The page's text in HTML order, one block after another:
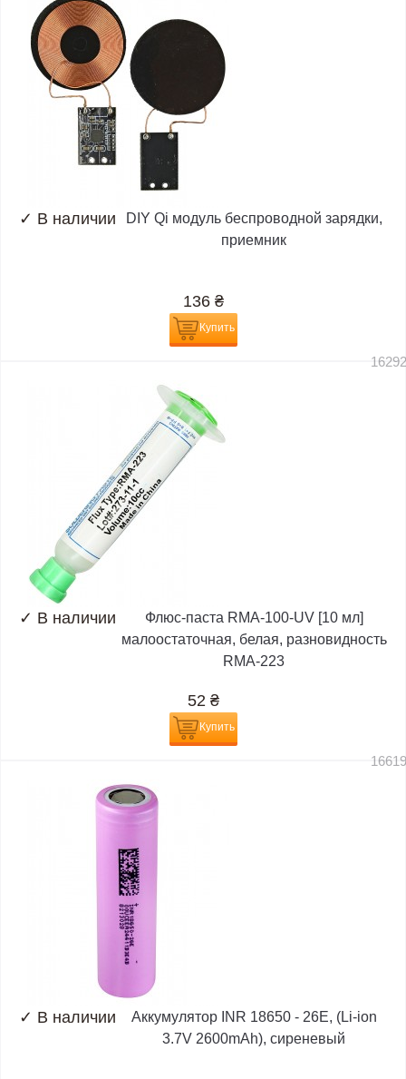
✓ В наличии
DIY Qi модуль беспроводной зарядки,
приемник
136 ₴
Купить
✓ В наличии
Флюс-паста RMA-100-UV [10 мл]
малоостаточная, белая, разновидность
RMA-223
52 ₴
Купить
✓ В наличии
Аккумулятор INR 18650 - 26E, (Li-ion
3.7V 2600mAh), сиреневый